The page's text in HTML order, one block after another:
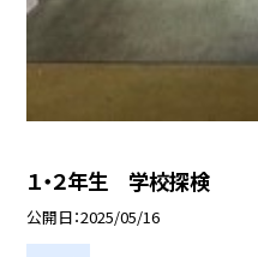
１・２年生 学校探検
公開日 2025/05/16